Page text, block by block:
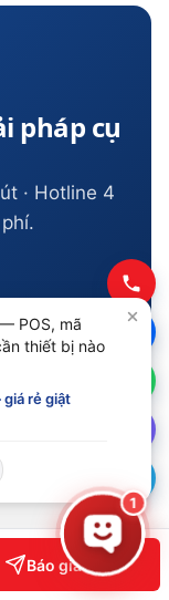
Báo giá
pháp cụ
· Hotline 4
1
POS, mã
thiết bị nào
giá rẻ giật